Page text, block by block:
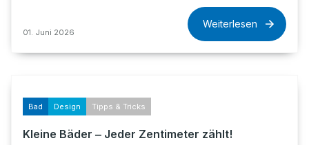
01. Juni 2026
Weiterlesen
Bad Design Tipps & Tricks
Kleine Bäder ‒ Jeder Zentimeter zählt!